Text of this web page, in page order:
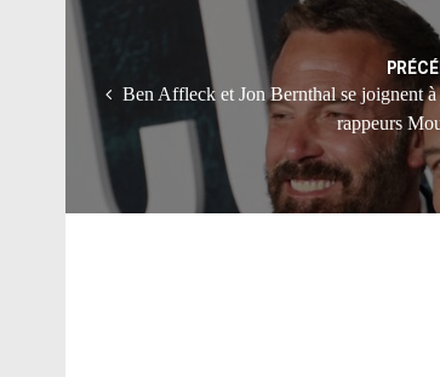
navigation
Ben Affleck et Jon Bernthal se joignent
rappeurs